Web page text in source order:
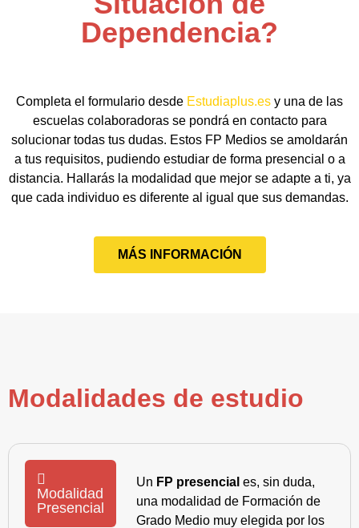
Dependencia?
Completa el formulario desde Estudiaplus.es y una de las
escuelas colaboradoras se pondrá en contacto para
solucionar todas tus dudas. Estos FP Medios se amoldarán
a tus requisitos, pudiendo estudiar de forma presencial o a
distancia. Hallarás la modalidad que mejor se adapte a ti, ya
que cada individuo es diferente al igual que sus demandas.
MÁS INFORMACIÓN
Modalidades de estudio
Modalidad
Presencial
Un FP presencial es, sin duda,
una modalidad de Formación de
Grado Medio muy elegida por los